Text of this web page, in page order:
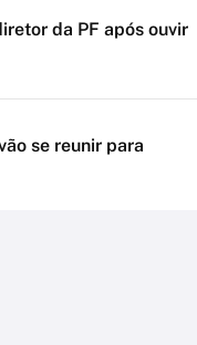
da PF após ouvir
se reunir para